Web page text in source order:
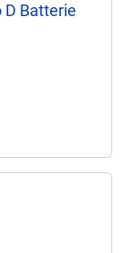
D Batterie